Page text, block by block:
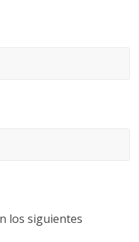
los siguientes